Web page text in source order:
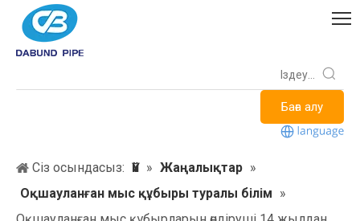
Баға алу
Сіз осындасыз: Үй » Жаңалықтар »
Оқшауланған мыс құбыры туралы білім »